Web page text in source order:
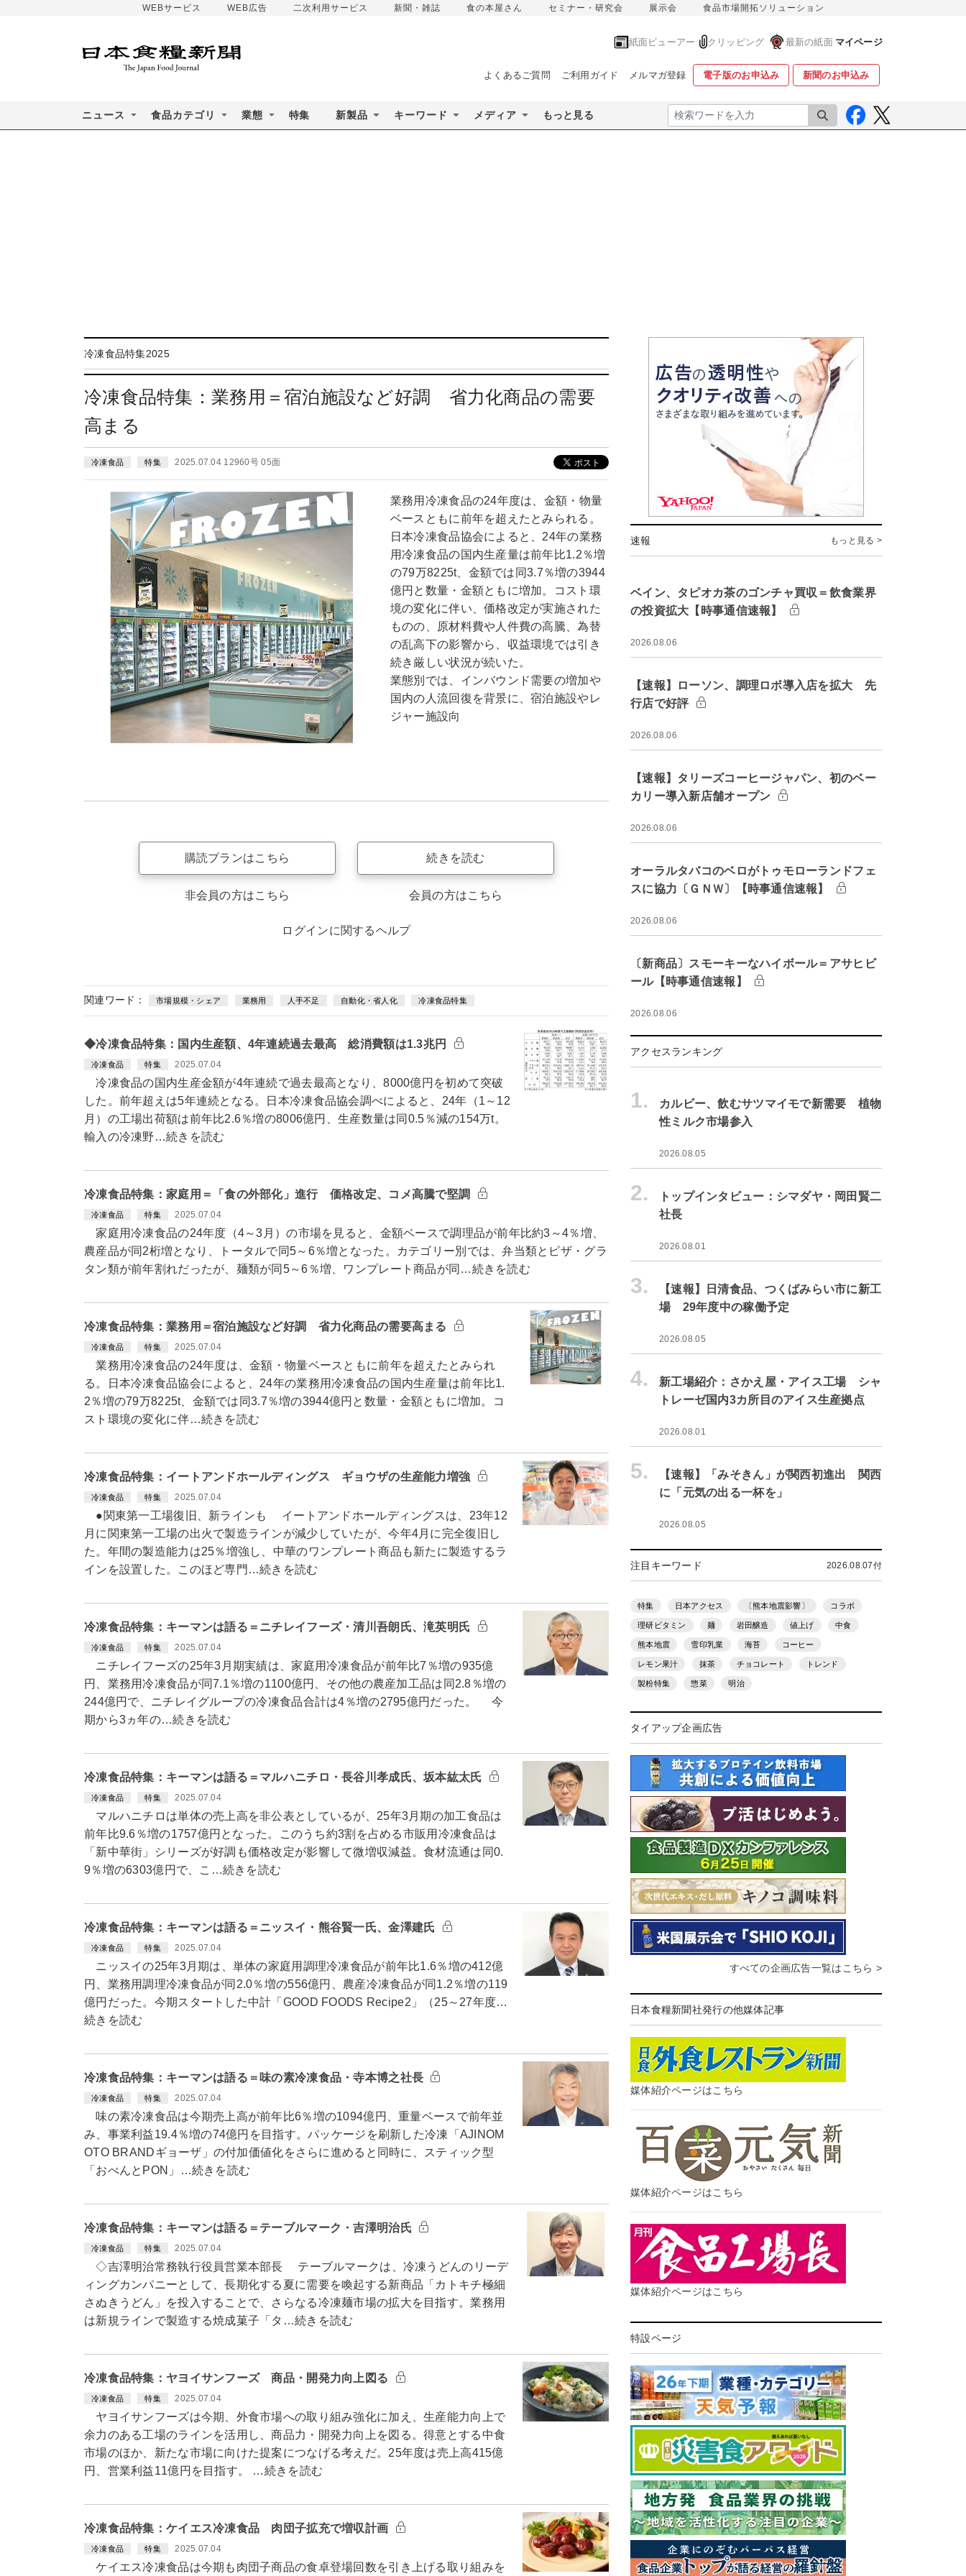
WEBサービス WEB広告 二次利用サービス 新聞・雑誌 食の本屋さん セミナー・研究会 展示会 食品市場開拓ソリューション
紙面ビューアー クリッピング 最新の紙面 マイページ
よくあるご質問 ご利用ガイド メルマガ登録 電子版のお申込み 新聞のお申込み
ニュース 食品カテゴリ 業態 特集 新製品 キーワード メディア もっと見る 検索
冷凍食品特集2025
冷凍食品特集：業務用＝宿泊施設など好調 省力化商品の需要
高まる
冷凍食品 特集 2025.07.04 12960号 05面
業務用冷凍食品の24年度は、金額・物量
ベースともに前年を超えたとみられる。
日本冷凍食品協会によると、24年の業務
用冷凍食品の国内生産量は前年比1.2％増
の79万8225t、金額では同3.7％増の3944
億円と数量・金額ともに増加。コスト環
境の変化に伴い、価格改定が実施された
ものの、原材料費や人件費の高騰、為替
の乱高下の影響から、収益環境では引き
続き厳しい状況が続いた。
業態別では、インバウンド需要の増加や
国内の人流回復を背景に、宿泊施設やレ
ジャー施設向
購読プランはこちら
非会員の方はこちら
続きを読む
会員の方はこちら
ログインに関するヘルプ
関連ワード： 市場規模・シェア 業務用 人手不足 自動化・省人化 冷凍食品特集
◆冷凍食品特集：国内生産額、4年連続過去最高 総消費額は1.3兆円
冷凍食品 特集 2025.07.04
冷凍食品の国内生産金額が4年連続で過去最高となり、8000億円を初めて突破
した。前年超えは5年連続となる。日本冷凍食品協会調べによると、24年（1～12
月）の工場出荷額は前年比2.6％増の8006億円、生産数量は同0.5％減の154万t。
輸入の冷凍野…続きを読む
冷凍食品特集：家庭用＝「食の外部化」進行 価格改定、コメ高騰で堅調
冷凍食品 特集 2025.07.04
家庭用冷凍食品の24年度（4～3月）の市場を見ると、金額ベースで調理品が前年比約3～4％増、
農産品が同2桁増となり、トータルで同5～6％増となった。カテゴリー別では、弁当類とピザ・グラ
タン類が前年割れだったが、麺類が同5～6％増、ワンプレート商品が同…続きを読む
冷凍食品特集：業務用＝宿泊施設など好調 省力化商品の需要高まる
冷凍食品 特集 2025.07.04
業務用冷凍食品の24年度は、金額・物量ベースともに前年を超えたとみられ
る。日本冷凍食品協会によると、24年の業務用冷凍食品の国内生産量は前年比1.
2％増の79万8225t、金額では同3.7％増の3944億円と数量・金額ともに増加。コ
スト環境の変化に伴…続きを読む
冷凍食品特集：イートアンドホールディングス ギョウザの生産能力増強
冷凍食品 特集 2025.07.04
●関東第一工場復旧、新ラインも イートアンドホールディングスは、23年12
月に関東第一工場の出火で製造ラインが減少していたが、今年4月に完全復旧し
た。年間の製造能力は25％増強し、中華のワンプレート商品も新たに製造するラ
インを設置した。このほど専門…続きを読む
冷凍食品特集：キーマンは語る＝ニチレイフーズ・清川吾朗氏、滝英明氏
冷凍食品 特集 2025.07.04
ニチレイフーズの25年3月期実績は、家庭用冷凍食品が前年比7％増の935億
円、業務用冷凍食品が同7.1％増の1100億円、その他の農産加工品は同2.8％増の
244億円で、ニチレイグループの冷凍食品合計は4％増の2795億円だった。 今
期から3ヵ年の…続きを読む
冷凍食品特集：キーマンは語る＝マルハニチロ・長谷川孝成氏、坂本紘太氏
冷凍食品 特集 2025.07.04
マルハニチロは単体の売上高を非公表としているが、25年3月期の加工食品は
前年比9.6％増の1757億円となった。このうち約3割を占める市販用冷凍食品は
「新中華街」シリーズが好調も価格改定が影響して微増収減益。食材流通は同0.
9％増の6303億円で、こ…続きを読む
冷凍食品特集：キーマンは語る＝ニッスイ・熊谷賢一氏、金澤建氏
冷凍食品 特集 2025.07.04
ニッスイの25年3月期は、単体の家庭用調理冷凍食品が前年比1.6％増の412億
円、業務用調理冷凍食品が同2.0％増の556億円、農産冷凍食品が同1.2％増の119
億円だった。今期スタートした中計「GOOD FOODS Recipe2」（25～27年度…
続きを読む
冷凍食品特集：キーマンは語る＝味の素冷凍食品・寺本博之社長
冷凍食品 特集 2025.07.04
味の素冷凍食品は今期売上高が前年比6％増の1094億円、重量ベースで前年並
み、事業利益19.4％増の74億円を目指す。パッケージを刷新した冷凍「AJINOM
OTO BRANDギョーザ」の付加価値化をさらに進めると同時に、スティック型
「おべんとPON」…続きを読む
冷凍食品特集：キーマンは語る＝テーブルマーク・吉澤明治氏
冷凍食品 特集 2025.07.04
◇吉澤明治常務執行役員営業本部長 テーブルマークは、冷凍うどんのリーデ
ィングカンパニーとして、長期化する夏に需要を喚起する新商品「カトキチ極細
さぬきうどん」を投入することで、さらなる冷凍麺市場の拡大を目指す。業務用
は新規ラインで製造する焼成菓子「タ…続きを読む
冷凍食品特集：ヤヨイサンフーズ 商品・開発力向上図る
冷凍食品 特集 2025.07.04
ヤヨイサンフーズは今期、外食市場への取り組み強化に加え、生産能力向上で
余力のある工場のラインを活用し、商品力・開発力向上を図る。得意とする中食
市場のほか、新たな市場に向けた提案につなげる考えだ。25年度は売上高415億
円、営業利益11億円を目指す。 …続きを読む
冷凍食品特集：ケイエス冷凍食品 肉団子拡充で増収計画
冷凍食品 特集 2025.07.04
ケイエス冷凍食品は今期も肉団子商品の食卓登場回数を引き上げる取り組みを
速報 もっと見る >
ベイン、タピオカ茶のゴンチャ買収＝飲食業界
の投資拡大【時事通信速報】
2026.08.06
【速報】ローソン、調理ロボ導入店を拡大 先
行店で好評
2026.08.06
【速報】タリーズコーヒージャパン、初のベー
カリー導入新店舗オープン
2026.08.06
オーラルタバコのベロがトゥモローランドフェ
スに協力〔ＧＮＷ〕【時事通信速報】
2026.08.06
〔新商品〕スモーキーなハイボール＝アサヒビ
ール【時事通信速報】
2026.08.06
アクセスランキング
1.
カルビー、飲むサツマイモで新需要 植物
性ミルク市場参入
2026.08.05
2.
トップインタビュー：シマダヤ・岡田賢二
社長
2026.08.01
3.
【速報】日清食品、つくばみらい市に新工
場 29年度中の稼働予定
2026.08.05
4.
新工場紹介：さかえ屋・アイス工場 シャ
トレーゼ国内3カ所目のアイス生産拠点
2026.08.01
5.
【速報】「みそきん」が関西初進出 関西
に「元気の出る一杯を」
2026.08.05
注目キーワード 2026.08.07付
特集 日本アクセス 〔熊本地震影響〕 コラボ
理研ビタミン 麺 岩田醸造 値上げ 中食
熊本地震 雪印乳業 海苔 コーヒー
レモン果汁 抹茶 チョコレート トレンド
製粉特集 惣菜 明治
タイアップ企画広告
すべての企画広告一覧はこちら >
日本食糧新聞社発行の他媒体記事
媒体紹介ページはこちら
媒体紹介ページはこちら
媒体紹介ページはこちら
特設ページ